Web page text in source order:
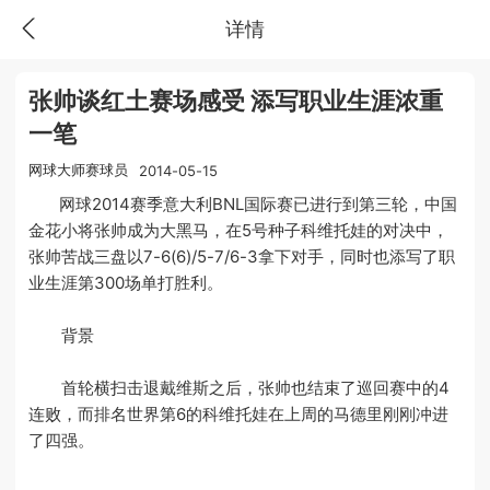
详情
张帅谈红土赛场感受 添写职业生涯浓重
一笔
网球大师赛球员 2014-05-15
网球2014赛季意大利BNL国际赛已进行到第三轮，中国
金花小将张帅成为大黑马，在5号种子科维托娃的对决中，
张帅苦战三盘以7-6(6)/5-7/6-3拿下对手，同时也添写了职
业生涯第300场单打胜利。
背景
首轮横扫击退戴维斯之后，张帅也结束了巡回赛中的4
连败，而排名世界第6的科维托娃在上周的马德里刚刚冲进
了四强。